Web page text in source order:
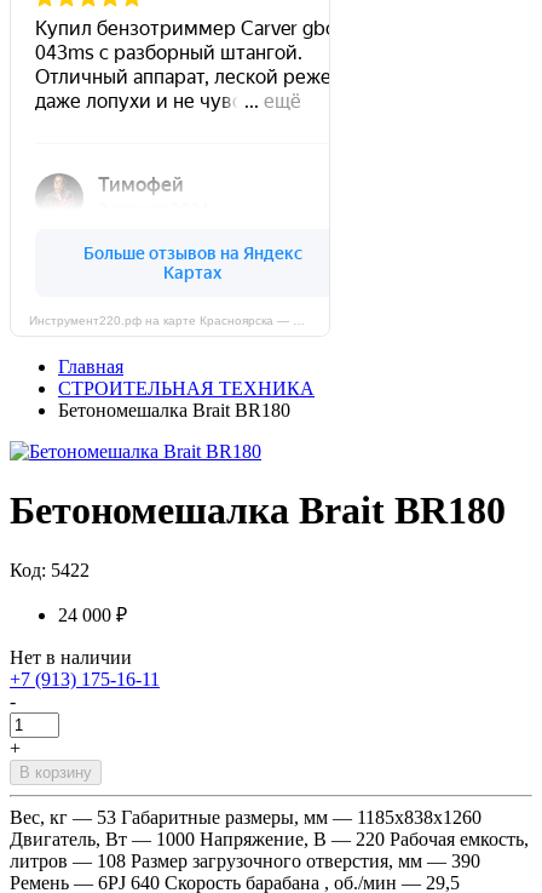
Главная
СТРОИТЕЛЬНАЯ ТЕХНИКА
Бетономешалка Brait BR180
Бетономешалка Brait BR180
Код: 5422
24 000 ₽
Нет в наличии
+7 (913) 175-16-11
-
+
В корзину
Вес, кг — 53 Габаритные размеры, мм — 1185х838х1260
Двигатель, Вт — 1000 Напряжение, В — 220 Рабочая емкость,
литров — 108 Размер загрузочного отверстия, мм — 390
Ремень — 6PJ 640 Скорость барабана , об./мин — 29,5